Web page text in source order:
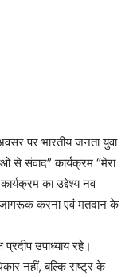
पर भारतीय जनता युवा
से संवाद” कार्यक्रम “मेरा
का उद्देश्य नव
करना एवं मतदान के
उपाध्याय रहे।
नहीं, बल्कि राष्ट्र के